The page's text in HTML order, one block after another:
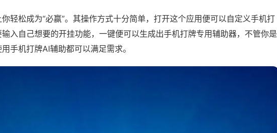
轻松成为“必赢”。其操作方式十分简单，打开这个应用便可以自定义手机打
入自己想要的开挂功能，一键便可以生成出手机打牌专用辅助器，不管你是
手机打牌AI辅助都可以满足需求。